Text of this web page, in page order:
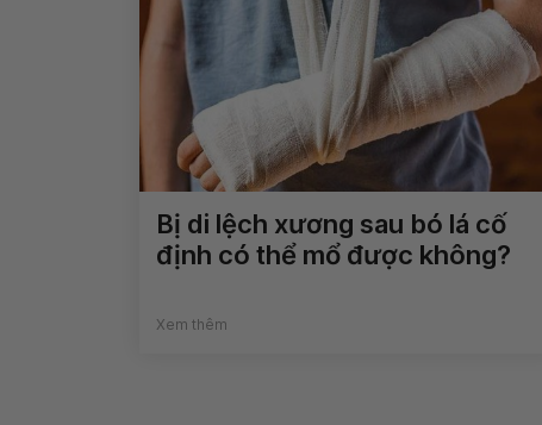
Bị di lệch xương sau bó lá cố
định có thể mổ được không?
Xem thêm